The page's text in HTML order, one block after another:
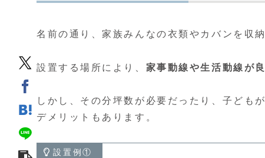
名前の通り、家族みんなの衣類やカバンを収
設置する場所により、 家事動線や生活動線が
しかし、その分坪数が必要だったり、子ども
デメリットもあります。
設置例①